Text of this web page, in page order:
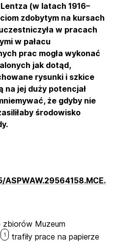
(w latach 1916–
zdobytym na kursach
w pracach
w pałacu
prac mogła wykonać
jak dotąd,
rysunki i szkice
na jej duży potencjał
że gdyby nie
środowisko
Muzeum
1
trafiły prace na papierze